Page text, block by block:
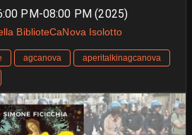
PM-08:00 PM (2025)
BiblioteCaNova Isolotto
agcanova
aperitalkinagcanova